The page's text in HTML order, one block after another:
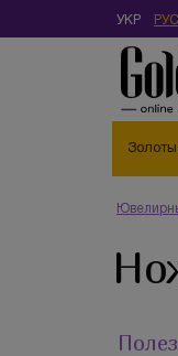
УКР РУС